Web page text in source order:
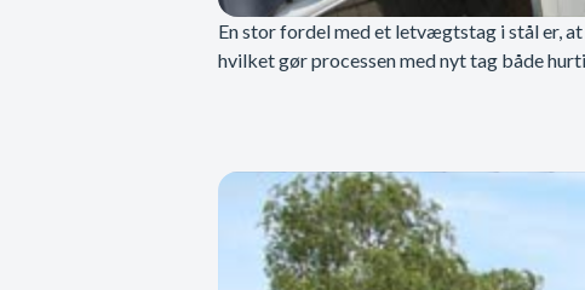
En stor fordel med et letvægtstag i stål er,
hvilket gør processen med nyt tag både